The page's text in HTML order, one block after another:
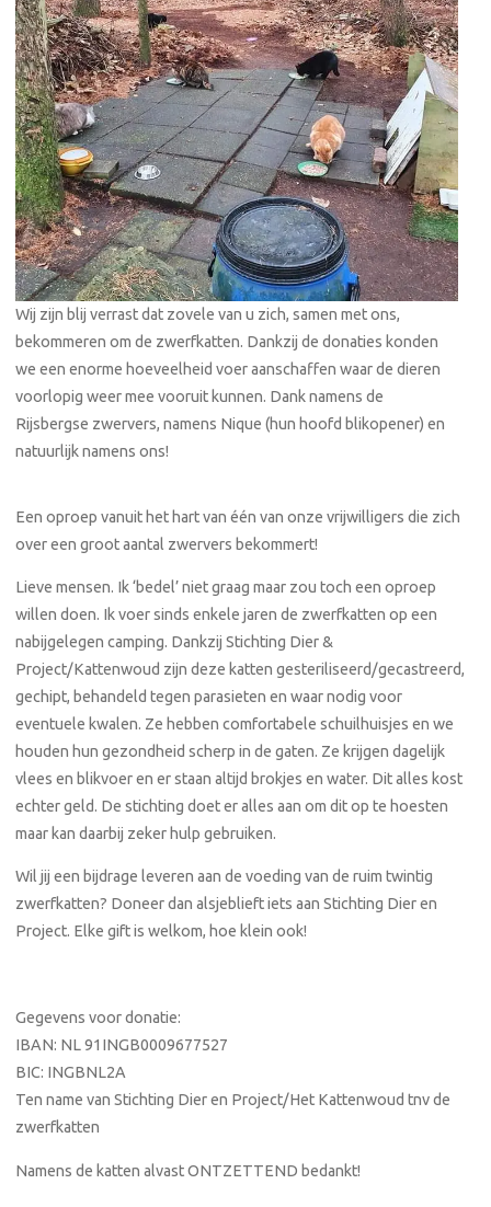
Wij zijn blij verrast dat zovele van u zich, samen met ons,
bekommeren om de zwerfkatten. Dankzij de donaties konden
we een enorme hoeveelheid voer aanschaffen waar de dieren
voorlopig weer mee vooruit kunnen. Dank namens de
Rijsbergse zwervers, namens Nique (hun hoofd blikopener) en
natuurlijk namens ons!
Een oproep vanuit het hart van één van onze vrijwilligers die zich
over een groot aantal zwervers bekommert!
Lieve mensen. Ik ‘bedel’ niet graag maar zou toch een oproep
willen doen. Ik voer sinds enkele jaren de zwerfkatten op een
nabijgelegen camping. Dankzij Stichting Dier &
Project/Kattenwoud zijn deze katten gesteriliseerd/gecastreerd,
gechipt, behandeld tegen parasieten en waar nodig voor
eventuele kwalen. Ze hebben comfortabele schuilhuisjes en we
houden hun gezondheid scherp in de gaten. Ze krijgen dagelijk
vlees en blikvoer en er staan altijd brokjes en water. Dit alles kost
echter geld. De stichting doet er alles aan om dit op te hoesten
maar kan daarbij zeker hulp gebruiken.
Wil jij een bijdrage leveren aan de voeding van de ruim twintig
zwerfkatten? Doneer dan alsjeblieft iets aan Stichting Dier en
Project. Elke gift is welkom, hoe klein ook!
Gegevens voor donatie:
IBAN: NL 91INGB0009677527
BIC: INGBNL2A
Ten name van Stichting Dier en Project/Het Kattenwoud tnv de
zwerfkatten
Namens de katten alvast ONTZETTEND bedankt!